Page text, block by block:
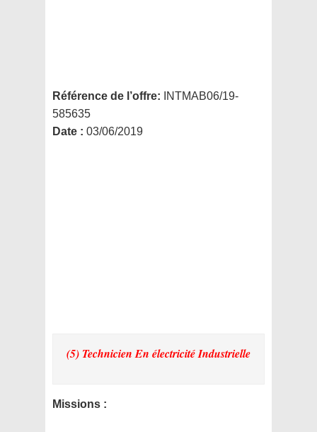
Référence de l’offre: INTMAB06/19-
585635
Date : 03/06/2019
(5) Technicien En électricité Industrielle
Missions :